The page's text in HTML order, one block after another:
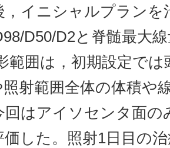
，イニシャルプランを
D50/D2と脊髄最大
範囲は，初期設定で
照射範囲全体の体積や
回はアイソセンタ面の
価した。照射1日目の